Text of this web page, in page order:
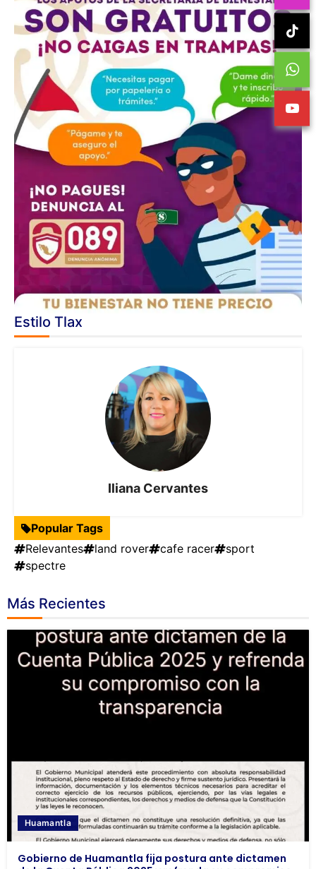
Estilo Tlax
Iliana Cervantes
Popular Tags
Relevantes
land rover cafe racer
sport
spectre
Más Recientes
Huamantla
Gobierno de Huamantla fija postura ante dictamen